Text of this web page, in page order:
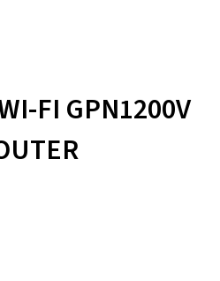
FI GPN1200V